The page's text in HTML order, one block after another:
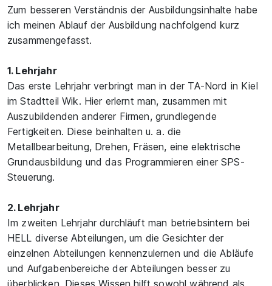
Zum besseren Verständnis der Ausbildungsinhalte habe
ich meinen Ablauf der Ausbildung nachfolgend kurz
zusammengefasst.
1. Lehrjahr
Das erste Lehrjahr verbringt man in der TA-Nord in Kiel
im Stadtteil Wik. Hier erlernt man, zusammen mit
Auszubildenden anderer Firmen, grundlegende
Fertigkeiten. Diese beinhalten u. a. die
Metallbearbeitung, Drehen, Fräsen, eine elektrische
Grundausbildung und das Programmieren einer SPS-
Steuerung.
2. Lehrjahr
Im zweiten Lehrjahr durchläuft man betriebsintern bei
HELL diverse Abteilungen, um die Gesichter der
einzelnen Abteilungen kennenzulernen und die Abläufe
und Aufgabenbereiche der Abteilungen besser zu
überblicken. Dieses Wissen hilft sowohl während als